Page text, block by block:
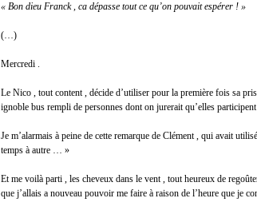
« Bon dieu Franck , ca dépasse tout ce qu’on pouvait espérer ! »
(…)
Mercredi .
Le Nico , tout content , décide d’utiliser pour la première fois sa
ignoble bus rempli de personnes dont on jurerait qu’elles
Je m’alarmais à peine de cette remarque de Clément , qui avait
temps à autre … »
Et me voilà parti , les cheveux dans le vent , tout heureux de
que j’allais a nouveau pouvoir me faire à raison de l’heure que je